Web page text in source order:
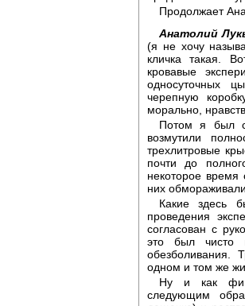
Продолжает
Анатолий
(я не хочу
кличка такая.
кровавые
односуточных
черепную
морально,
Потом я был
возмутили
трехлитровые
почти до
некоторое
них
Какие здесь
проведения
согласован с
это был чисто
обезболивания.
одном и том же
Ну и как
следующим